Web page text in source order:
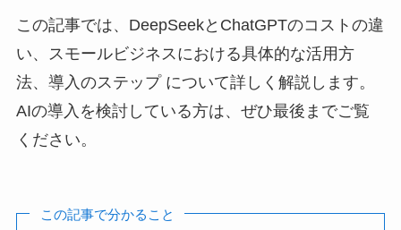
この記事では、DeepSeekとChatGPTのコストの違
い、スモールビジネスにおける具体的な活用方
法、導入のステップ について詳しく解説します。
AIの導入を検討している方は、ぜひ最後までご覧
ください。
この記事で分かること